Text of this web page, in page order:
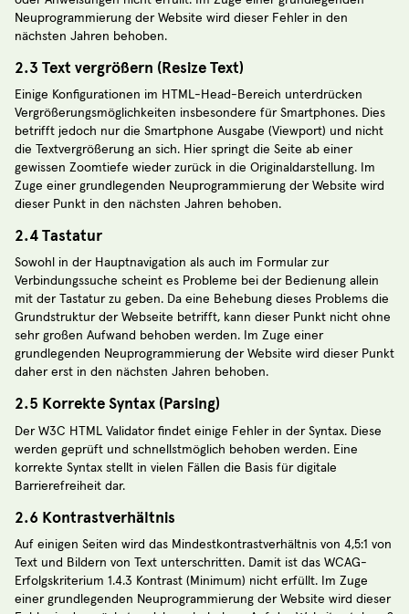
Neuprogrammierung der Website wird dieser Fehler in den
nächsten Jahren behoben.
2.3 Text vergrößern (Resize Text)
Einige Konfigurationen im HTML-Head-Bereich unterdrücken
Vergrößerungsmöglichkeiten insbesondere für Smartphones. Dies
betrifft jedoch nur die Smartphone Ausgabe (Viewport) und nicht
die Textvergrößerung an sich. Hier springt die Seite ab einer
gewissen Zoomtiefe wieder zurück in die Originaldarstellung. Im
Zuge einer grundlegenden Neuprogrammierung der Website wird
dieser Punkt in den nächsten Jahren behoben.
2.4 Tastatur
Sowohl in der Hauptnavigation als auch im Formular zur
Verbindungssuche scheint es Probleme bei der Bedienung allein
mit der Tastatur zu geben. Da eine Behebung dieses Problems die
Grundstruktur der Webseite betrifft, kann dieser Punkt nicht ohne
sehr großen Aufwand behoben werden. Im Zuge einer
grundlegenden Neuprogrammierung der Website wird dieser Punkt
daher erst in den nächsten Jahren behoben.
2.5 Korrekte Syntax (Parsing)
Der W3C HTML Validator findet einige Fehler in der Syntax. Diese
werden geprüft und schnellstmöglich behoben werden. Eine
korrekte Syntax stellt in vielen Fällen die Basis für digitale
Barrierefreiheit dar.
2.6 Kontrastverhältnis
Auf einigen Seiten wird das Mindestkontrastverhältnis von 4,5:1 von
Text und Bildern von Text unterschritten. Damit ist das WCAG-
Erfolgskriterium 1.4.3 Kontrast (Minimum) nicht erfüllt. Im Zuge
einer grundlegenden Neuprogrammierung der Website wird dieser